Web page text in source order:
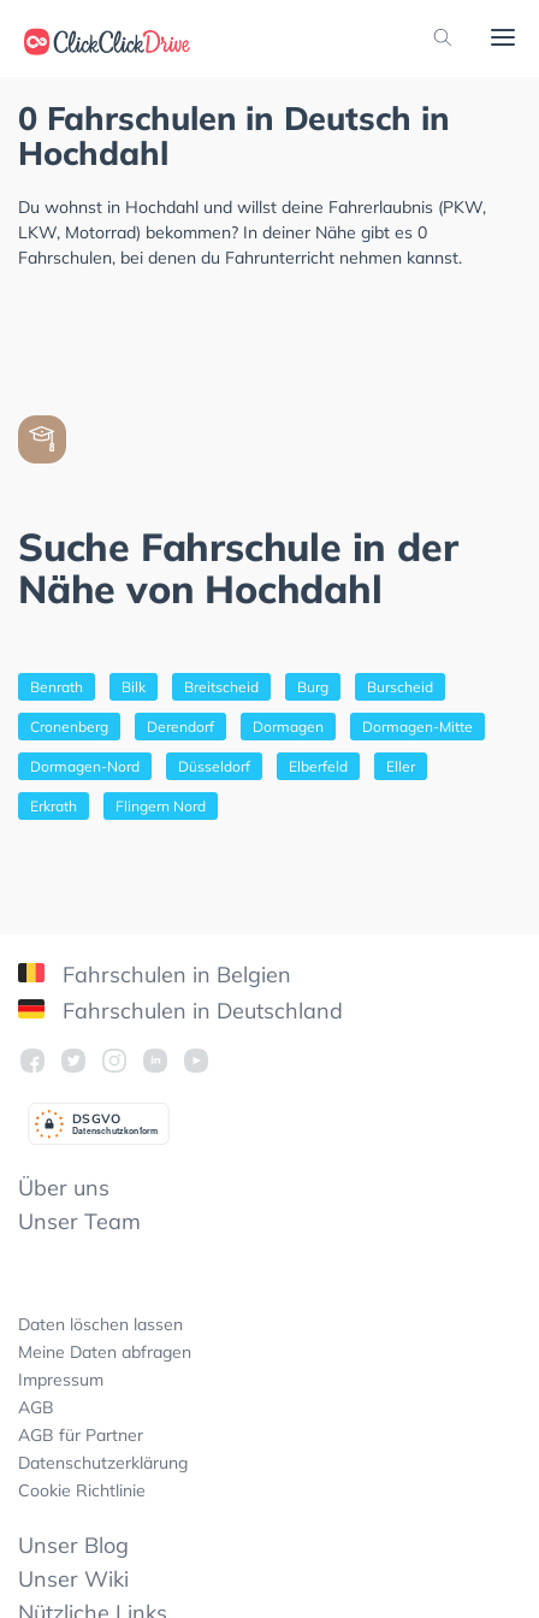
0 Fahrschulen in Deutsch in
Hochdahl
Du wohnst in Hochdahl und willst deine Fahrerlaubnis (PKW,
LKW, Motorrad) bekommen? In deiner Nähe gibt es 0
Fahrschulen, bei denen du Fahrunterricht nehmen kannst.
Suche Fahrschule in der
Nähe von Hochdahl
Benrath Bilk Breitscheid Burg Burscheid
Cronenberg Derendorf Dormagen Dormagen-Mitte
Dormagen-Nord Düsseldorf Elberfeld Eller
Erkrath Flingern Nord
Fahrschulen in Belgien
Fahrschulen in Deutschland
Datenschutzkonform
DSGVO
Über uns
Unser Team
Daten löschen lassen
Meine Daten abfragen
Impressum
AGB
AGB für Partner
Datenschutzerklärung
Cookie Richtlinie
Unser Blog
Unser Wiki